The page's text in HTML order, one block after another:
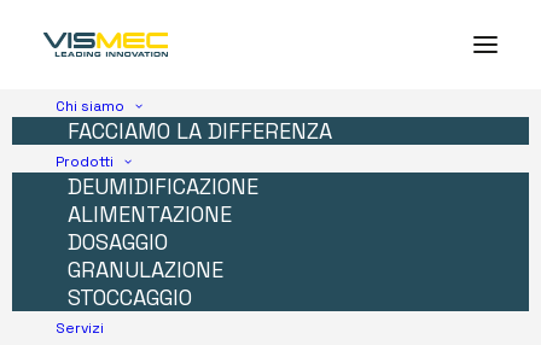
Chi siamo
FACCIAMO LA DIFFERENZA
Prodotti
DEUMIDIFICAZIONE
ALIMENTAZIONE
DOSAGGIO
GRANULAZIONE
STOCCAGGIO
Servizi